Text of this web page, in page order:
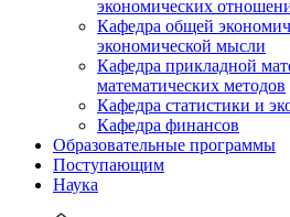
экономических
Кафедра общей
экономической мысли
Кафедра прикладной
математических методов
Кафедра статистики и
Кафедра финансов
Образовательные программы
Поступающим
Наука